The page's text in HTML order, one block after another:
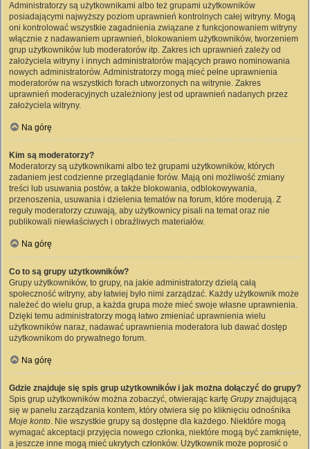
Administratorzy są użytkownikami albo też grupami użytkowników
posiadającymi najwyższy poziom uprawnień kontrolnych całej witryny. Mogą
oni kontrolować wszystkie zagadnienia związane z funkcjonowaniem witryny
włącznie z nadawaniem uprawnień, blokowaniem użytkowników, tworzeniem
grup użytkowników lub moderatorów itp. Zakres ich uprawnień zależy od
założyciela witryny i innych administratorów mających prawo nominowania
nowych administratorów. Administratorzy mogą mieć pełne uprawnienia
moderatorów na wszystkich forach utworzonych na witrynie. Zakres
uprawnień moderacyjnych uzależniony jest od uprawnień nadanych przez
założyciela witryny.
Na górę
Kim są moderatorzy?
Moderatorzy są użytkownikami albo też grupami użytkowników, których
zadaniem jest codzienne przeglądanie forów. Mają oni możliwość zmiany
treści lub usuwania postów, a także blokowania, odblokowywania,
przenoszenia, usuwania i dzielenia tematów na forum, które moderują. Z
reguły moderatorzy czuwają, aby użytkownicy pisali na temat oraz nie
publikowali niewłaściwych i obraźliwych materiałów.
Na górę
Co to są grupy użytkowników?
Grupy użytkowników, to grupy, na jakie administratorzy dzielą całą
społeczność witryny, aby łatwiej było nimi zarządzać. Każdy użytkownik może
należeć do wielu grup, a każda grupa może mieć swoje własne uprawnienia.
Dzięki temu administratorzy mogą łatwo zmieniać uprawnienia wielu
użytkowników naraz, nadawać uprawnienia moderatora lub dawać dostęp
użytkownikom do prywatnego forum.
Na górę
Gdzie znajduje się spis grup użytkowników i jak można dołączyć do grupy?
Spis grup użytkowników można zobaczyć, otwierając kartę Grupyznajdującą
się w panelu zarządzania kontem, który otwiera się po kliknięciu odnośnika
Moje konto. Nie wszystkie grupy są dostępne dla każdego. Niektóre mogą
wymagać akceptacji przyjęcia nowego członka, niektóre mogą być zamknięte,
a jeszcze inne mogą mieć ukrytych członków. Użytkownik może poprosić o